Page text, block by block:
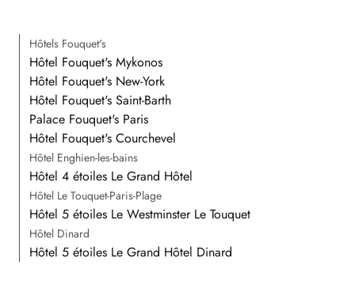
Hôtels Fouquet's
Hôtel Fouquet's Mykonos
Hôtel Fouquet's New-York
Hôtel Fouquet's Saint-Barth
Palace Fouquet's Paris
Hôtel Fouquet's Courchevel
Hôtel Enghien-les-bains
Hôtel 4 étoiles Le Grand Hôtel
Hôtel Le Touquet-Paris-Plage
Hôtel 5 étoiles Le Westminster Le Touquet
Hôtel Dinard
Hôtel 5 étoiles Le Grand Hôtel Dinard